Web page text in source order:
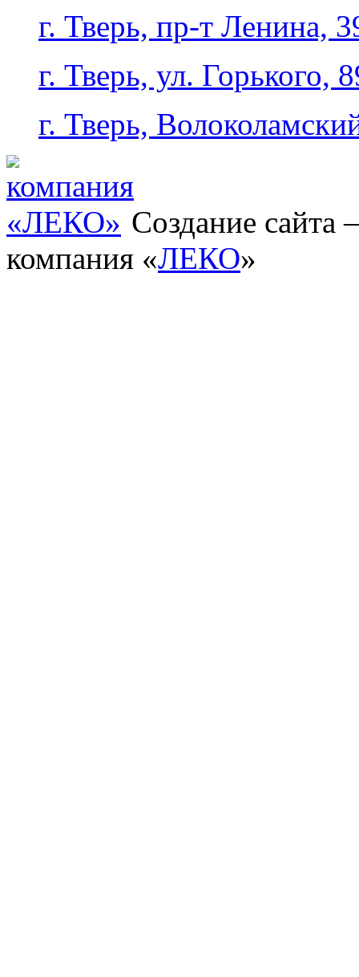
г. Тверь, пр-т Ленина,
г. Тверь, ул. Горького,
г. Тверь,
Создание сайта
компания «ЛЕКО»